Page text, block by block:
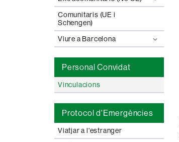
Comunitaris (UE i
Schengen)
Viure a Barcelona
Personal Convidat
Vinculacions
Protocol d'Emergències
Viatjar a l'estranger